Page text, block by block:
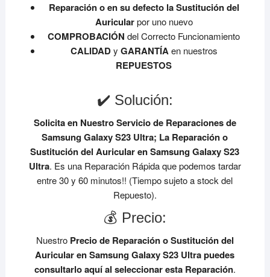
Reparación o en su defecto la Sustitución del
Auricularpor uno nuevo
COMPROBACIÓNdel Correcto Funcionamiento
CALIDADy GARANTÍAen nuestros
REPUESTOS
✔️ Solución:
Solicita en Nuestro Servicio de Reparaciones de
Samsung Galaxy S23 Ultra; La Reparación o
Sustitución del Auricular en Samsung Galaxy S23
Ultra. Es una Reparación Rápida que podemos tardar
entre 30 y 60 minutos!! (Tiempo sujeto a stock del
Repuesto).
💰 Precio:
Nuestro Precio de Reparación o Sustitución del
Auricular en Samsung Galaxy S23 Ultra puedes
consultarlo aquí al seleccionar esta Reparación.